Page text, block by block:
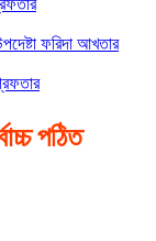
ফরিদা আখতার
পঠিত